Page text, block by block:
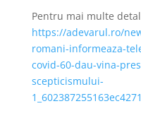
Pentru mai multe
https://adevarul.ro/
romani-informeaza-
covid-60-dau-vina-
scepticismului-